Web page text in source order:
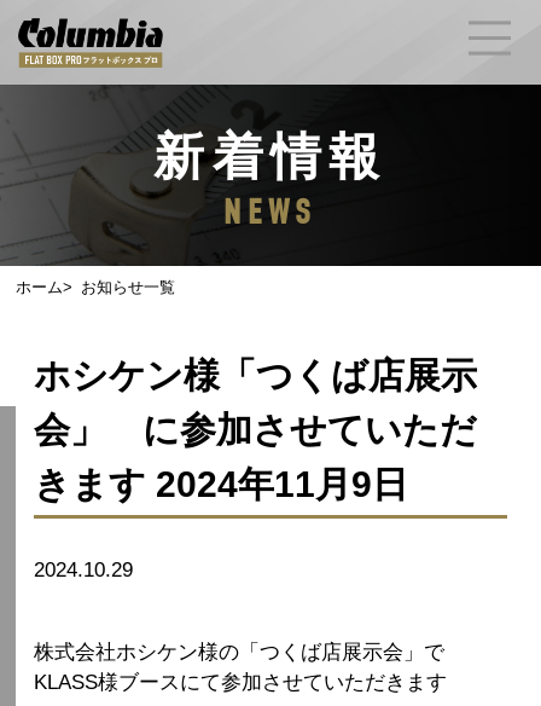
新着情報
NEWS
ホーム お知らせ一覧
ホシケン様「つくば店展示
会」 に参加させていただ
きます 2024年11月9日
2024.10.29
株式会社ホシケン様の「つくば店展示会」で
KLASS様ブースにて参加させていただきます